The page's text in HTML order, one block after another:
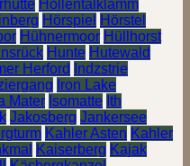
Höllentalklamm
Hörspiel Hörstel
Hühnermoor Hüllhorst
Hunte Hutewald
Herford
Indzstrie
Iron Lake
Mater Isomatte Ith
Jakosberg Jankersee
Kahler Asten Kahler
Kaiserberg Kajak